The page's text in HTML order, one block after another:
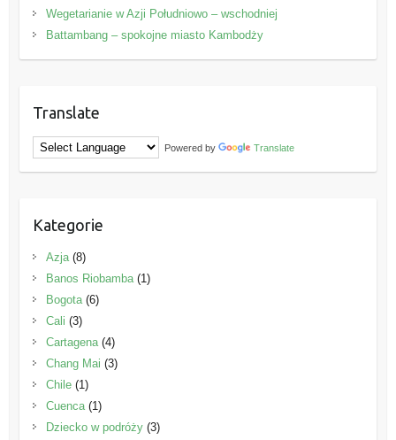
Wegetarianie w Azji Południowo – wschodniej
Battambang – spokojne miasto Kambodży
Translate
Powered by Translate
Kategorie
Azja(8)
Banos Riobamba(1)
Bogota(6)
Cali (3)
Cartagena(4)
Chang Mai (3)
Chile(1)
Cuenca(1)
Dziecko w podróży(3)